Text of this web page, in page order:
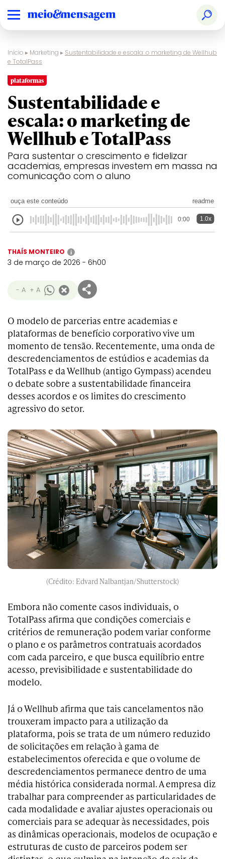
Início ▸ Marketing ▸ Sustentabilidade e escala: o marketing de Wellhub
e TotalPass
plataformas
Sustentabilidade e
escala: o marketing de
Wellhub e TotalPass
Para sustentar o crescimento e fidelizar
academias, empresas investem em massa na
comunicação com o aluno
ouça este conteúdo readme
0:00 1.0x
THAÍS MONTEIRO i
3 de março de 2026 - 6h00
- A + A
O modelo de parcerias entre academias e
plataformas de benefício corporativo vive um
momento de tensão. Recentemente, uma onda de
descredenciamentos de estúdios e academias da
TotalPass e da Wellhub (antigo Gympass) acendeu
o debate sobre a sustentabilidade financeira
desses acordos e os limites do crescimento
agressivo do setor.
(Crédito: Edvard Nalbantjan/Shutterstock)
Embora não comente casos individuais, o
TotalPass afirma que condições comerciais e
critérios de remuneração podem variar conforme
o plano e os parâmetros contratuais acordados
com cada parceiro, e que busca equilíbrio entre
acesso, previsibilidade e sustentabilidade do
modelo.
Já o Wellhub afirma que tais cancelamentos não
trouxeram impacto para a utilização da
plataforma, pois se trata de um número reduzido
de solicitações em relação à gama de
estabelecimentos oferecida e que o volume de
descredenciamentos permanece dentro de uma
média histórica considerada normal. A empresa diz
trabalhar para compreender as particularidades de
cada modalidade e avaliar ajustes operacionais ou
comerciais para se adequar às necessidades, pois
as dinâmicas operacionais, modelos de ocupação e
estruturas de custo de parceiros podem ser